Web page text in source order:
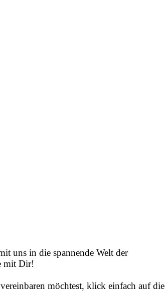
uns in die spannende Welt der
mit Dir!
möchtest, klick einfach auf die